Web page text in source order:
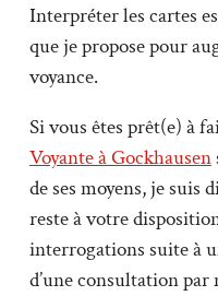
Interpréter les cartes
que je propose pour
voyance.
Si vous êtes prêt(e) à
Voyante à Gockhausen
de ses moyens, je suis
reste à votre
interrogations suite à
d’une consultation